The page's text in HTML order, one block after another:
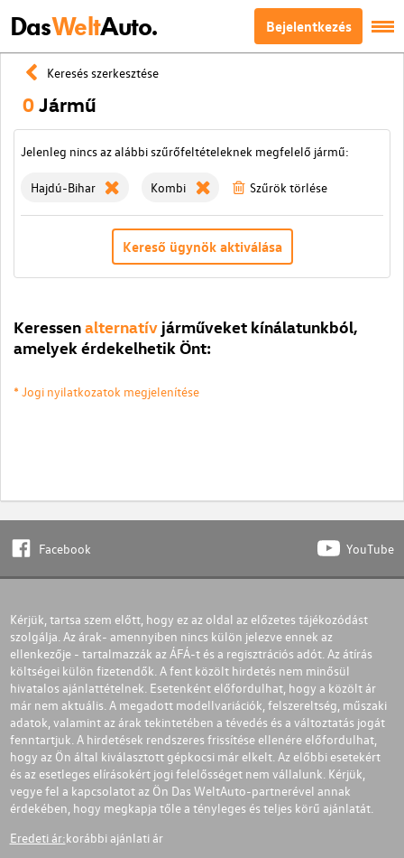
DasWeltAuto. Bejelentkezés
Keresés szerkesztése
0Jármű
Jelenleg nincs az alábbi szűrőfeltételeknek megfelelő jármű:
Hajdú-Bihar Kombi Szűrök törlése
Kereső ügynök aktiválása
Keressenalternatív járműveket kínálatunkból,
amelyek érdekelhetik Önt:
* Jogi nyilatkozatok megjelenítése
Facebook YouTube
Kérjük, tartsa szem előtt, hogy ez az oldal az előzetes tájékozódást
szolgálja. Az árak- amennyiben nincs külön jelezve ennek az
ellenkezője - tartalmazzák az ÁFÁ-t és a regisztrációs adót. Az átírás
költségei külön fizetendők. A fent közölt hirdetés nem minősül
hivatalos ajánlattételnek. Esetenként előfordulhat, hogy a közölt ár
már nem aktuális. A megadott modellvariációk, felszereltség, műszaki
adatok, valamint az árak tekintetében a tévedés és a változtatás jogát
fenntartjuk. A hirdetések rendszeres frissítése ellenére előfordulhat,
hogy az Ön által kiválasztott gépkocsi már elkelt. Az előbbi esetekért
és az esetleges elírásokért jogi felelősséget nem vállalunk. Kérjük,
vegye fel a kapcsolatot az Ön Das WeltAuto-partnerével annak
érdekében, hogy megkapja tőle a tényleges és teljes körű ajánlatát.
Eredeti ár:korábbi ajánlati ár